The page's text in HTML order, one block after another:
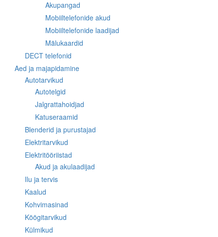
Akupangad
Mobiiltelefonide akud
Mobiiltelefonide laadijad
Mälukaardid
DECT telefonid
Aed ja majapidamine
Autotarvikud
Autotelgid
Jalgrattahoidjad
Katuseraamid
Blenderid ja purustajad
Elektritarvikud
Elektritööriistad
Akud ja akulaadijad
Ilu ja tervis
Kaalud
Kohvimasinad
Köögitarvikud
Külmikud